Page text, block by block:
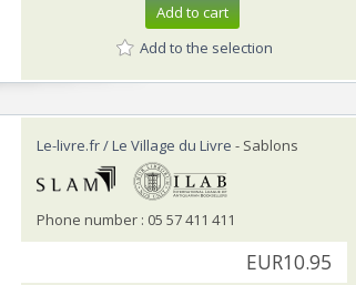
Add to cart
Add to the selection
Le-livre.fr / Le Village du Livre - Sablons
Phone number : 05 57 411 411
EUR10.95